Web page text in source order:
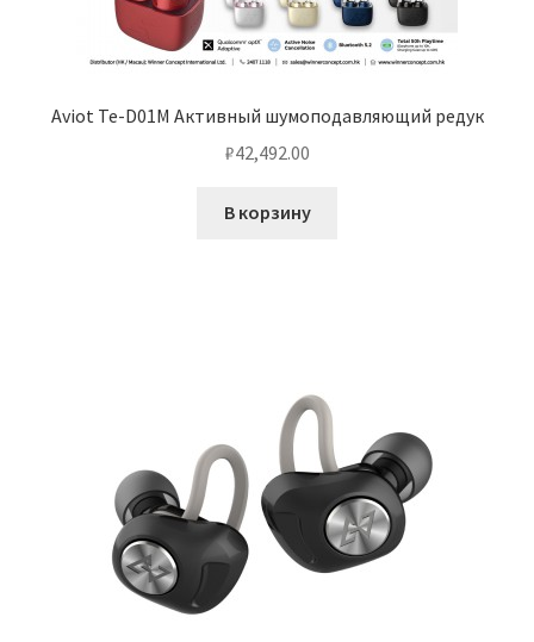
Aviot Te-D01M Активный шумоподавляющий редук
₽42,492.00
В корзину